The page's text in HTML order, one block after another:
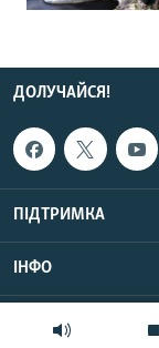
ДОЛУЧАЙСЯ!
ПІДТРИМКА
ІНФО